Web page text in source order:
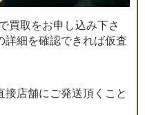
買取をお申し込み下さ
詳細を確認できれば仮査
接店舗にご発送頂くこと